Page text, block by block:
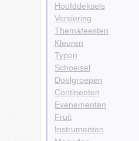
Hoofddeksels
Versiering
Themafeesten
Kleuren
Typen
Schoeisel
Doelgroepen
Continenten
Evenementen
Fruit
Instrumenten